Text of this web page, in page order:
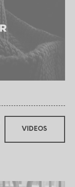
VIDEOS